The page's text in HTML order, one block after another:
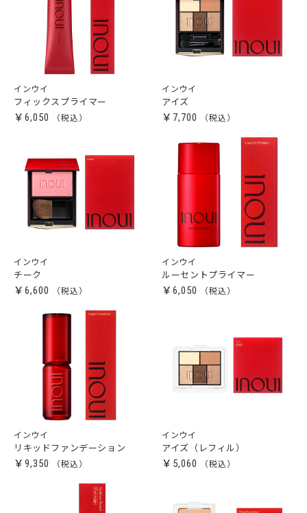
インウイ
フィックスプライマー
￥6,050
インウイ
アイズ
￥7,700
インウイ
チーク
￥6,600
インウイ
ルーセントプライマー
￥6,050
インウイ
リキッドファンデーション
￥9,350
インウイ
アイズ（レフィル）
￥5,060